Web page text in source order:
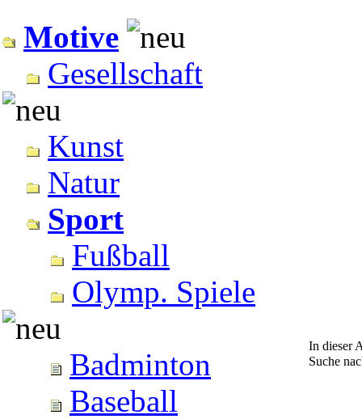
Motive
Gesellschaft
Kunst
Natur
Sport
Fußball
Olymp. Spiele
Badminton
Baseball
In dieser
Suche